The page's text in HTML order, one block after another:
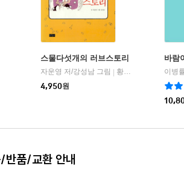
스물다섯개의 러브스토리
자운영 저/강성남 그림 | 황금물고기
4,950원
바람
이병
반품/교환 안내